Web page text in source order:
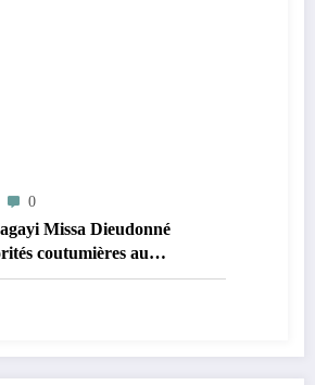
0
Missa Dieudonné
coutumières au
l’identification de la
de renforcer la